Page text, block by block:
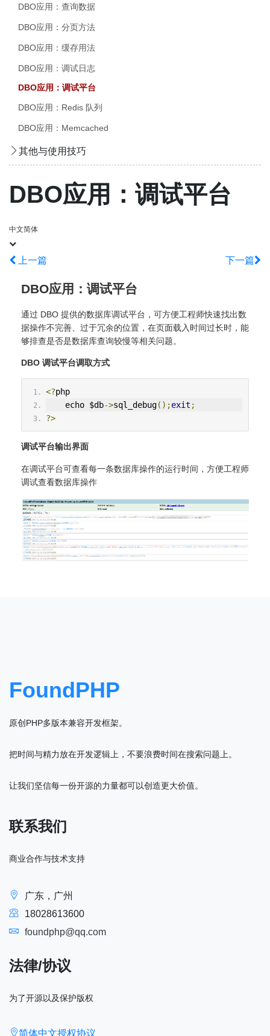
DBO应用：查询数据
DBO应用：分页方法
DBO应用：缓存用法
DBO应用：调试日志
DBO应用：调试平台
DBO应用：Redis 队列
DBO应用：Memcached
其他与使用技巧
DBO应用：调试平台
中文简体
上一篇 下一篇
DBO应用：调试平台
通过 DBO 提供的数据库调试平台，可方便工程师快速找出数
据操作不完善、过于冗余的位置，在页面载入时间过长时，能
够排查是否是数据库查询较慢等相关问题。
DBO 调试平台调取方式
<?php
    echo $db
->sql_debug();exit ;
?>
调试平台输出界面
在调试平台可查看每一条数据库操作的运行时间，方便工程师
调试查看数据库操作
FoundPHP
原创PHP多版本兼容开发框架。
把时间与精力放在开发逻辑上，不要浪费时间在搜索问题上。
让我们坚信每一份开源的力量都可以创造更大价值。
联系我们
商业合作与技术支持
广东，广州
18028613600
foundphp@qq.com
法律/协议
为了开源以及保护版权
简体中文授权协议